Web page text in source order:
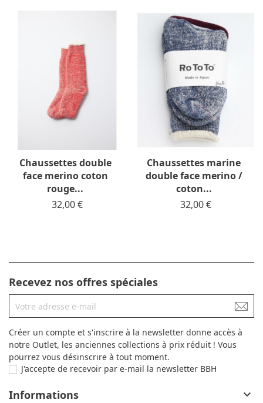
Chaussettes double
face merino coton
rouge...
Prix
32,00 €
Chaussettes marine
double face merino /
coton...
Prix
32,00 €
Recevez nos offres spéciales
Créer un compte et s'inscrire à la newsletter donne accès à
notre Outlet, les anciennes collections à prix réduit ! Vous
pourrez vous désinscrire à tout moment.
J'accepte de recevoir par e-mail la newsletter BBH
Informations 